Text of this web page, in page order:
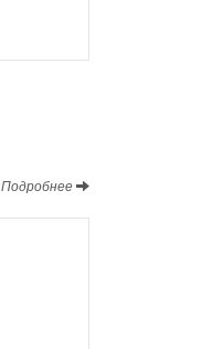
Подробнее